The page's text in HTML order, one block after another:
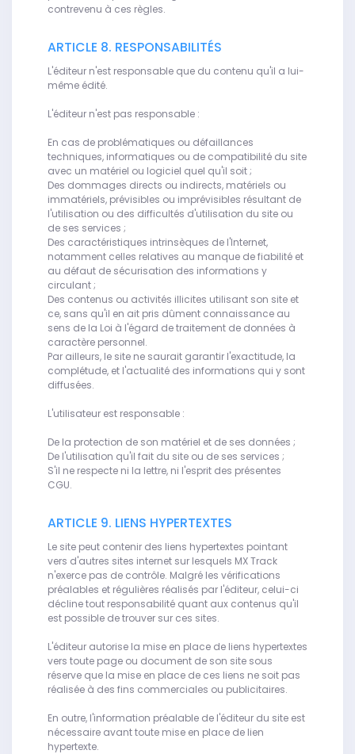
contrevenu à ces règles.
ARTICLE 8. RESPONSABILITÉS
L'éditeur n'est responsable que du contenu qu'il a lui-
même édité.
L'éditeur n'est pas responsable :
En cas de problématiques ou défaillances
techniques, informatiques ou de compatibilité du site
avec un matériel ou logiciel quel qu'il soit ;
Des dommages directs ou indirects, matériels ou
immatériels, prévisibles ou imprévisibles résultant de
l'utilisation ou des difficultés d'utilisation du site ou
de ses services ;
Des caractéristiques intrinsèques de l'Internet,
notamment celles relatives au manque de fiabilité et
au défaut de sécurisation des informations y
circulant ;
Des contenus ou activités illicites utilisant son site et
ce, sans qu'il en ait pris dûment connaissance au
sens de la Loi à l'égard de traitement de données à
caractère personnel.
Par ailleurs, le site ne saurait garantir l'exactitude, la
complétude, et l'actualité des informations qui y sont
diffusées.
L'utilisateur est responsable :
De la protection de son matériel et de ses données ;
De l'utilisation qu'il fait du site ou de ses services ;
S'il ne respecte ni la lettre, ni l'esprit des présentes
CGU.
ARTICLE 9. LIENS HYPERTEXTES
Le site peut contenir des liens hypertextes pointant
vers d'autres sites internet sur lesquels MX Track
n'exerce pas de contrôle. Malgré les vérifications
préalables et régulières réalisés par l'éditeur, celui-ci
décline tout responsabilité quant aux contenus qu'il
est possible de trouver sur ces sites.
L'éditeur autorise la mise en place de liens hypertextes
vers toute page ou document de son site sous
réserve que la mise en place de ces liens ne soit pas
réalisée à des fins commerciales ou publicitaires.
En outre, l'information préalable de l'éditeur du site est
nécessaire avant toute mise en place de lien
hypertexte.